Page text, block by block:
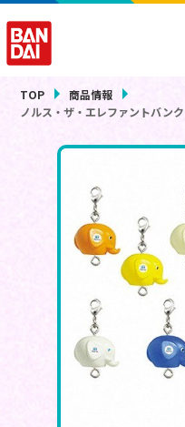
TOP
商品情報
ノルス・ザ・エレファントバン